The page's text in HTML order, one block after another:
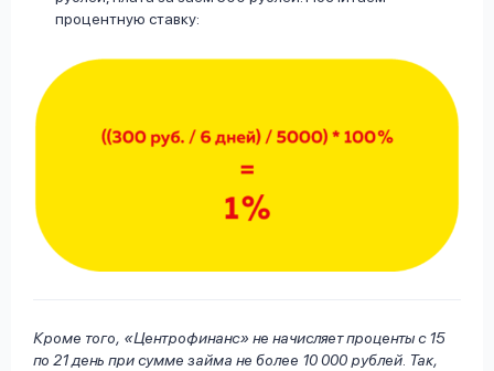
процентную ставку:
Кроме того, «Центрофинанс» не начисляет проценты с 15
по 21 день при сумме займа не более 10 000 рублей. Так,